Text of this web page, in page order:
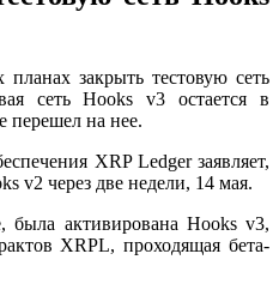
закрыть тестовую сеть
сеть Hooks v3 остается в
перешел на нее.
XRP Ledger заявляет,
v2 через две недели, 14 мая.
активирована Hooks v3,
XRPL, проходящая бета-